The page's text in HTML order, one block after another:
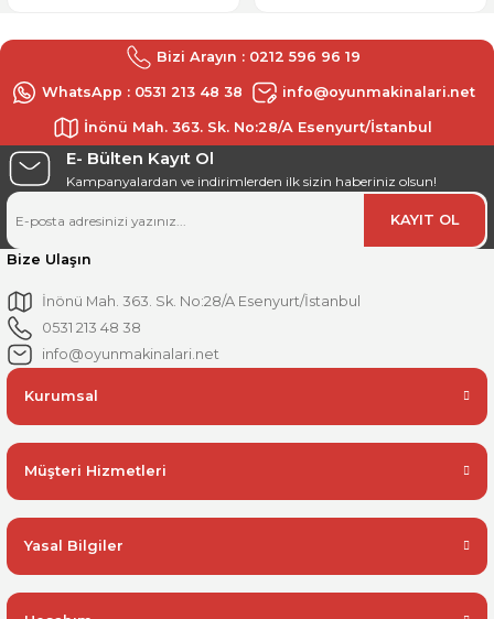
Bizi Arayın : 0212 596 96 19
WhatsApp : 0531 213 48 38 info@oyunmakinalari.net
İnönü Mah. 363. Sk. No:28/A Esenyurt/İstanbul
E- Bülten Kayıt Ol
Kampanyalardan ve indirimlerden ilk sizin haberiniz olsun!
KAYIT OL
Bize Ulaşın
İnönü Mah. 363. Sk. No:28/A Esenyurt/İstanbul
0531 213 48 38
info@oyunmakinalari.net
Kurumsal
Müşteri Hizmetleri
Yasal Bilgiler